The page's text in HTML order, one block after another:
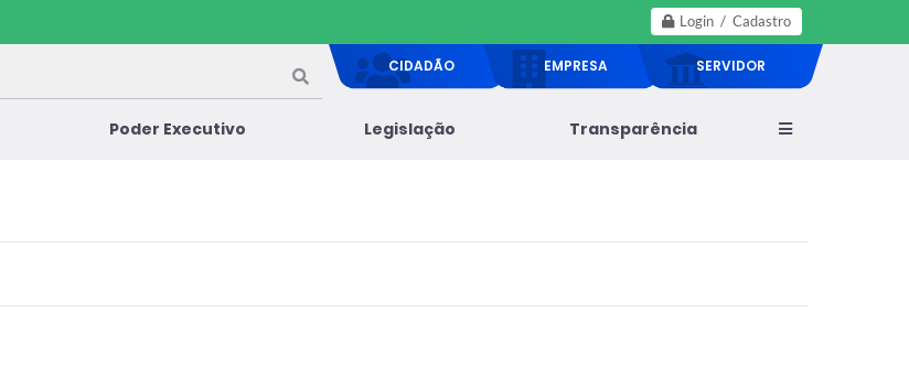
Login / Cadastro
CIDADÃO EMPRESA SERVIDOR
Poder Executivo Legislação Transparência